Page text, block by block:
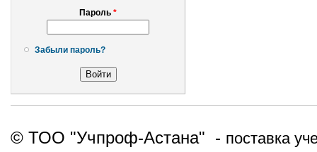
Пароль *
Забыли пароль?
© ТОО "Учпроф-Астана" - поставка